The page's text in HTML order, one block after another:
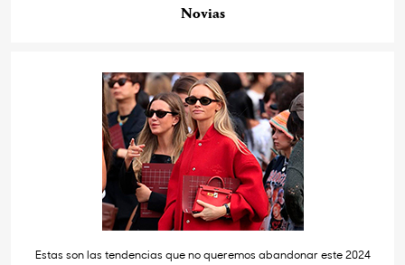
Novias
Estas son las tendencias que no queremos abandonar este 2024